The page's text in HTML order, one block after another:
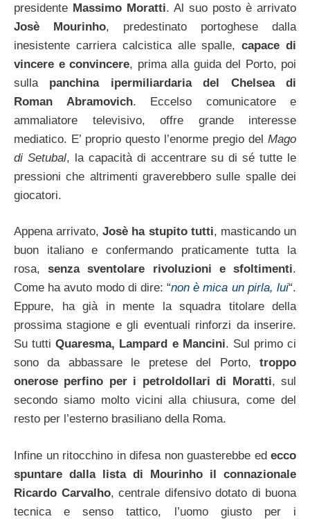
presidente Massimo Moratti. Al suo posto è arrivato
Josè Mourinho, predestinato portoghese dalla
inesistente carriera calcistica alle spalle,capace di
vincere e convincere, prima alla guida del Porto, poi
sulla panchina ipermiliardaria del Chelsea di
Roman Abramovich. Eccelso comunicatore e
ammaliatore televisivo, offre grande interesse
mediatico. E’ proprio questo l’enorme pregio del Mago
di Setubal, la capacità di accentrare su di sé tutte le
pressioni che altrimenti graverebbero sulle spalle dei
giocatori.
Appena arrivato, Josè ha stupito tutti, masticando un
buon italiano e confermando praticamente tutta la
rosa, senza sventolare rivoluzioni e sfoltimenti.
Come ha avuto modo di dire: “non è mica un pirla, lui“.
Eppure, ha già in mente la squadra titolare della
prossima stagione e gli eventuali rinforzi da inserire.
Su tuttiQuaresma, Lampard e Mancini. Sul primo ci
sono da abbassare le pretese del Porto, troppo
onerose perfino per i petroldollari di Moratti, sul
secondo siamo molto vicini alla chiusura, come del
resto per l’esterno brasiliano della Roma.
Infine un ritocchino in difesa non guasterebbe ed ecco
spuntare dalla lista di Mourinho il connazionale
Ricardo Carvalho, centrale difensivo dotato di buona
tecnica e senso tattico, l’uomo giusto per i